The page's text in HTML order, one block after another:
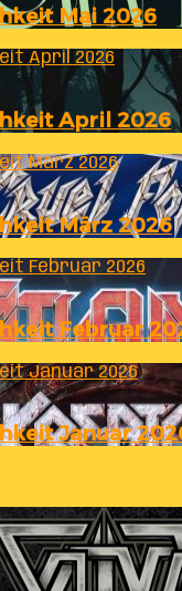
Mai 2026
April 2026
April 2026
März 2026
März 2026
Februar 2026
Februar
Januar 2026
Januar